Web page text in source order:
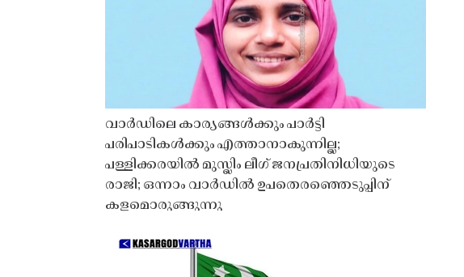
വാർഡിലെ കാര്യങ്ങൾക്കും പാർട്ടി
പരിപാടികൾക്കും എത്താനാകുന്നില്ല;
പള്ളിക്കരയിൽ മുസ്ലിം ലീഗ് ജനപ്രതിനിധിയുടെ
രാജി; ഒന്നാം വാർഡിൽ ഉപതെരഞ്ഞെടുപ്പിന്
കളമൊരുങ്ങുന്നു